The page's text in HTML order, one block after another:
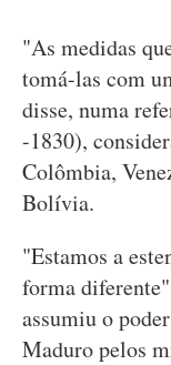
"As medidas
tomá-las com
disse, numa
-1830),
Colômbia,
Bolívia.
"Estamos a
forma
assumiu o
Maduro pelos